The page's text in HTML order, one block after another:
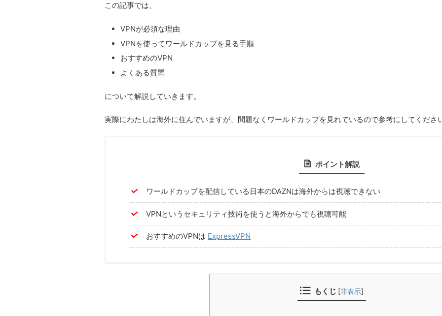
この記事では、
VPNが必須な理由
VPNを使ってワールドカップを見る手順
おすすめのVPN
よくある質問
について解説していきます。
実際にわたしは海外に住んでいますが、問題なくワールドカップを見れているので参考にしてくださ
ポイント解説
ワールドカップを配信している日本のDAZNは海外からは視聴できない
VPNというセキュリティ技術を使うと海外からでも視聴可能
おすすめのVPNは ExpressVPN
もくじ [非表示]